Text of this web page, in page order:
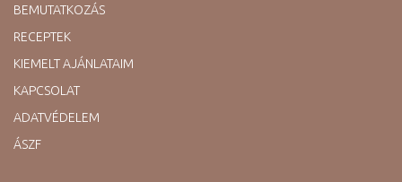
BEMUTATKOZÁS
RECEPTEK
KIEMELT AJÁNLATAIM
KAPCSOLAT
ADATVÉDELEM
ÁSZF